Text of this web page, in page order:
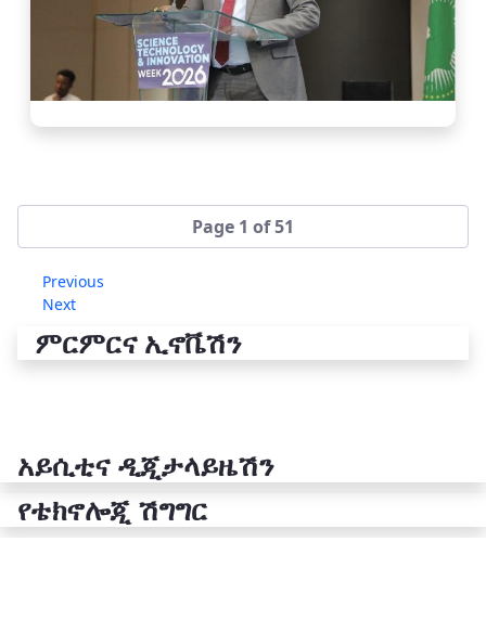
Page 1 of 51
Previous
Next
ምርምርና ኢኖቬሽን
አይሲቲና ዲጂታላይዜሽን
የቴክኖሎጂ ሽግግር